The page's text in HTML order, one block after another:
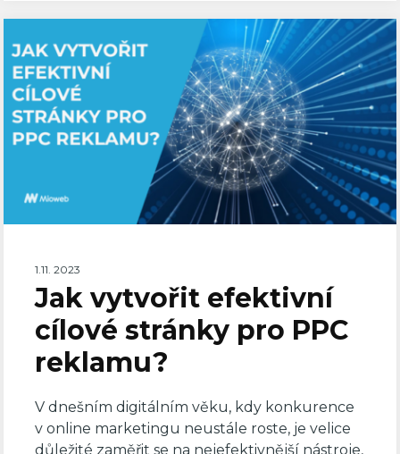
1.11. 2023
Jak vytvořit efektivní
cílové stránky pro PPC
reklamu?
V dnešním digitálním věku, kdy konkurence
v online marketingu neustále roste, je velice
důležité zaměřit se na nejefektivnější nástroje,